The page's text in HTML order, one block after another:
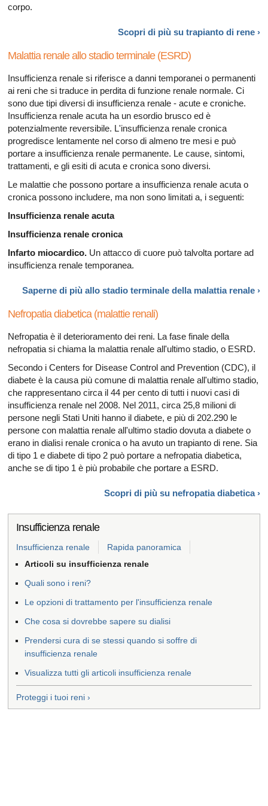
corpo.
Scopri di più su trapianto di rene ›
Malattia renale allo stadio terminale (ESRD)
Insufficienza renale si riferisce a danni temporanei o permanenti
ai reni che si traduce in perdita di funzione renale normale. Ci
sono due tipi diversi di insufficienza renale - acute e croniche.
Insufficienza renale acuta ha un esordio brusco ed è
potenzialmente reversibile. L'insufficienza renale cronica
progredisce lentamente nel corso di almeno tre mesi e può
portare a insufficienza renale permanente. Le cause, sintomi,
trattamenti, e gli esiti di acuta e cronica sono diversi.
Le malattie che possono portare a insufficienza renale acuta o
cronica possono includere, ma non sono limitati a, i seguenti:
Insufficienza renale acuta
Insufficienza renale cronica
Infarto miocardico. Un attacco di cuore può talvolta portare ad
insufficienza renale temporanea.
Saperne di più allo stadio terminale della malattia renale ›
Nefropatia diabetica (malattie renali)
Nefropatia è il deterioramento dei reni. La fase finale della
nefropatia si chiama la malattia renale all'ultimo stadio, o ESRD.
Secondo i Centers for Disease Control and Prevention (CDC), il
diabete è la causa più comune di malattia renale all'ultimo stadio,
che rappresentano circa il 44 per cento di tutti i nuovi casi di
insufficienza renale nel 2008. Nel 2011, circa 25,8 milioni di
persone negli Stati Uniti hanno il diabete, e più di 202.290 le
persone con malattia renale all'ultimo stadio dovuta a diabete o
erano in dialisi renale cronica o ha avuto un trapianto di rene. Sia
di tipo 1 e diabete di tipo 2 può portare a nefropatia diabetica,
anche se di tipo 1 è più probabile che portare a ESRD.
Scopri di più su nefropatiadiabetica ›
Insufficienza renale
Insufficienza renale
Rapida panoramica
Articoli su insufficienza renale
Quali sono i reni?
Le opzioni di trattamento per l'insufficienza renale
Che cosa si dovrebbe sapere su dialisi
Prendersi cura di se stessi quando si soffre di
insufficienza renale
Visualizza tutti gli articoli insufficienza renale
Proteggi i tuoi reni ›